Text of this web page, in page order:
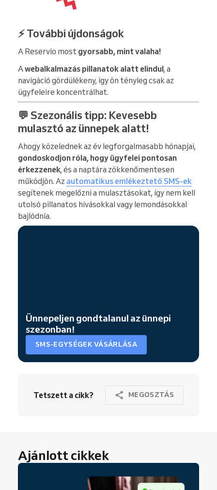
⚡ További újdonságok
A Reservio most gyorsabb, mint valaha!
Awebalkalmazás pillanatok alatt elindul, a
navigáció gördülékeny, így ön tényleg csak az
ügyfeleire koncentrálhat.
💬 Szezonális tipp: Kevesebb
mulasztó az ünnepek alatt!
Ahogy közelednek az év legforgalmasabb hónapjai,
gondoskodjon róla, hogy ügyfelei pontosan
érkezzenek, és a naptára zökkenőmentesen
működjön. Az automatikus emlékeztető SMS-ek
segítenek megelőzni a mulasztásokat, így nem kell
utolsó pillanatos hívásokkal vagy lemondásokkal
bajlódnia.
Ünnepeljen gondtalanul az ünnepi
szezonban!
SMS-EGYSÉGEK VÁSÁRLÁSA
Tetszett a cikk? MEGOSZTÁS
Ajánlott cikkek